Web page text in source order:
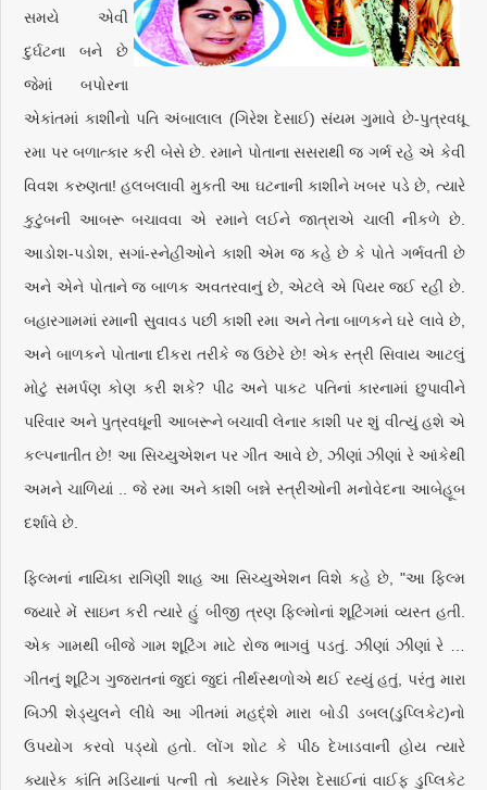
સમયે એવી
દુર્ઘટના બને છે
જેમાં બપોરના
એકાંતમાં કાશીનો પતિ અંબાલાલ (ગિરેશ દેસાઈ) સંયમ ગુમાવે છે-પુત્રવધૂ
રમા પર બળાત્કાર કરી બેસે છે. રમાને પોતાના સસરાથી જ ગર્ભ રહે એ કેવી
વિવશ કરુણતા! હલબલાવી મુકતી આ ઘટનાની કાશીને ખબર પડે છે, ત્યારે
કુટુંબની આબરૂ બચાવવા એ રમાને લઈને જાત્રાએ ચાલી નીકળે છે.
આડોશ-પડોશ, સગાં-સ્નેહીઓને કાશી એમ જ કહે છે કે પોતે ગર્ભવતી છે
અને એને પોતાને જ બાળક અવતરવાનું છે, એટલે એ પિયર જઈ રહી છે.
બહારગામમાં રમાની સુવાવડ પછી કાશી રમા અને તેના બાળકને ઘરે લાવે છે,
અને બાળકને પોતાના દીકરા તરીકે જ ઉછેરે છે! એક સ્ત્રી સિવાય આટલું
મોટું સમર્પણ કોણ કરી શકે? પીઢ અને પાકટ પતિનાં કારનામાં છુપાવીને
પરિવાર અને પુત્રવધૂની આબરૂને બચાવી લેનાર કાશી પર શું વીત્યું હશે એ
કલ્પનાતીત છે! આ સિચ્યુએશન પર ગીત આવે છે, ઝીણાં ઝીણાં રે આંકેથી
અમને ચાળિયાં .. જે રમા અને કાશી બન્ને સ્ત્રીઓની મનોવેદના આબેહૂબ
દર્શાવે છે.
ફિલ્મનાં નાયિકા રાગિણી શાહ આ સિચ્યુએશન વિશે કહે છે, "આ ફિલ્મ
જ્યારે મેં સાઇન કરી ત્યારે હું બીજી ત્રણ ફિલ્મોનાં શૂટિંગમાં વ્યસ્ત હતી.
એક ગામથી બીજે ગામ શૂટિંગ માટે રોજ ભાગવું પડતું. ઝીણાં ઝીણાં રે …
ગીતનું શૂટિંગ ગુજરાતનાં જુદાં જુદાં તીર્થસ્થળોએ થઈ રહ્યું હતું, પરંતુ મારા
બિઝી શેડ્યુલને લીધે આ ગીતમાં મહદ્ંશે મારા બોડી ડબલ(ડુપ્લિકેટ)નો
ઉપયોગ કરવો પડ્યો હતો. લોંગ શોટ કે પીઠ દેખાડવાની હોય ત્યારે
ક્યારેક કાંતિ મડિયાનાં પત્ની તો ક્યારેક ગિરેશ દેસાઈનાં વાઈફ ડુપ્લિકેટ